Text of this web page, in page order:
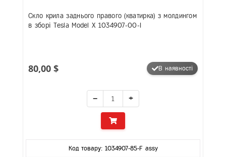
Скло крила заднього правого (кватирка) з молдингом
в зборі Tesla Model X 1034907-00-I
80,00 $ В наявності
− +
Код товару: 1034907-85-F assy